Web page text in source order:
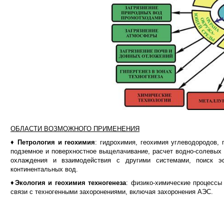
ОБЛАСТИ ВОЗМОЖНОГО ПРИМЕНЕНИЯ
♦
Петрология и геохимия: гидрохимия, геохимия
подземное и поверхностное выщелачивание, расчет водно-
охлаждения и взаимодействия с другими системами, поиск
континентальных вод.
♦ Экология и геохимия техногенеза: физико-химические
связи с техногенными захоронениями, включая захоронения АЭС.